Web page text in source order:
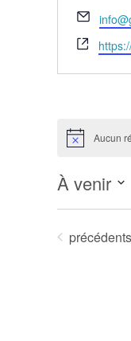
Email
Site
web
Notice Aucun
À venir
date.Évènements
précédents